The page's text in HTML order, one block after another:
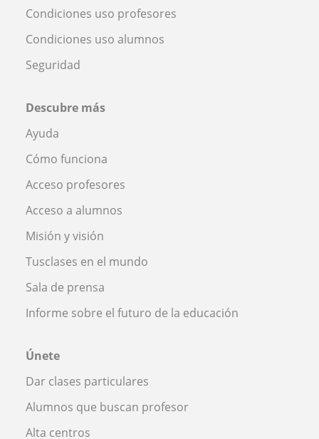
Condiciones uso profesores
Condiciones uso alumnos
Seguridad
Descubre más
Ayuda
Cómo funciona
Acceso profesores
Acceso a alumnos
Misión y visión
Tusclases en el mundo
Sala de prensa
Informe sobre el futuro de la educación
Únete
Dar clases particulares
Alumnos que buscan profesor
Alta centros